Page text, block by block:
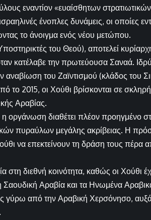
εναντίον «ευαίσθητων
ένοπλες δυνάμεις, οι οποίες
το άνοιγμα ενός νέου μετώπου.
του Θεού), αποτελεί
κατέλαβε την πρωτεύουσα Σαναά.
του Ζαϊντισμού (κλάδος του
το 2015, οι Χούθι βρίσκονται σε
Αραβίας.
οργάνωση διαθέτει πλέον προηγμένο
πυραύλων μεγάλης ακρίβειας. Η
να επεκτείνουν τη δράση τους πέρα
διεθνή κοινότητα, καθώς οι Χούθι
Αραβία και τα Ηνωμένα
γύρω από την Αραβική Χερσόνησο,